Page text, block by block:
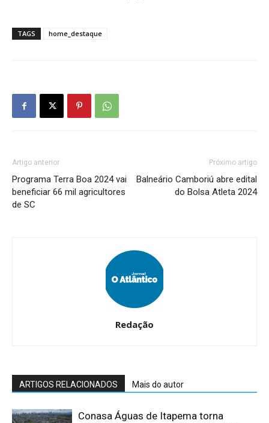
TAGS home_destaque
Artigo anterior
Programa Terra Boa 2024 vai
beneficiar 66 mil agricultores
de SC
Próximo artigo
Balneário Camboriú abre edital
do Bolsa Atleta 2024
Redação
ARTIGOS RELACIONADOS Mais do autor
Conasa Águas de Itapema torna